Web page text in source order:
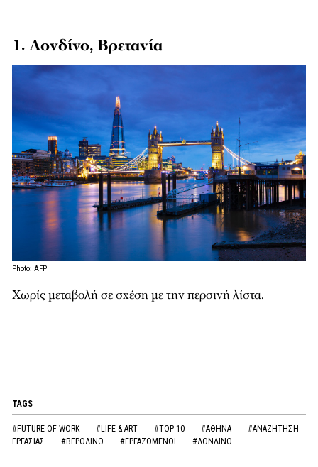
1. Λονδίνο, Βρετανία
Photo: AFP
Χωρίς μεταβολή σε σχέση με την περσινή λίστα.
TAGS
#FUTURE OF WORK #LIFE & ART #TOP 10 #ΑΘΗΝΑ
#ΑΝΑΖΗΤΗΣΗ
ΕΡΓΑΣΙΑΣ
#ΒΕΡΟΛΙΝΟ #ΕΡΓΑΖΟΜΕΝΟΙ #ΛΟΝΔΙΝΟ